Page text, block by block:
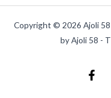
Copyright © 2026 Ajoli 58
by Ajoli 58 -